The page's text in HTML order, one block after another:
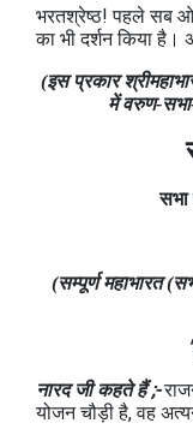
भरतश्रेष्ठ! पहले सब
का भी दर्शन किया
(इस प्रकार
में वरुण-
सभा
(सम्पूर्ण महाभारत
नारद जी कहते हैं ;-
योजन चौड़ी है, वह